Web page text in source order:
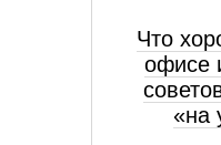
Что
офисе
«на